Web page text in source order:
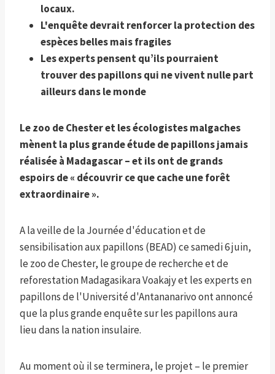
locaux.
L'enquête devrait renforcer la protection des
espèces belles mais fragiles
Les experts pensent qu’ils pourraient
trouver des papillons qui ne vivent nulle part
ailleurs dans le monde
Le zoo de Chester et les écologistes malgaches
mènent la plus grande étude de papillons jamais
réalisée à Madagascar – et ils ont de grands
espoirs de « découvrir ce que cache une forêt
extraordinaire ».
A la veille de la Journée d'éducation et de
sensibilisation aux papillons (BEAD) ce samedi 6 juin,
le zoo de Chester, le groupe de recherche et de
reforestation Madagasikara Voakajy et les experts en
papillons de l'Université d'Antananarivo ont annoncé
que la plus grande enquête sur les papillons aura
lieu dans la nation insulaire.
Au moment où il se terminera, le projet – le premier